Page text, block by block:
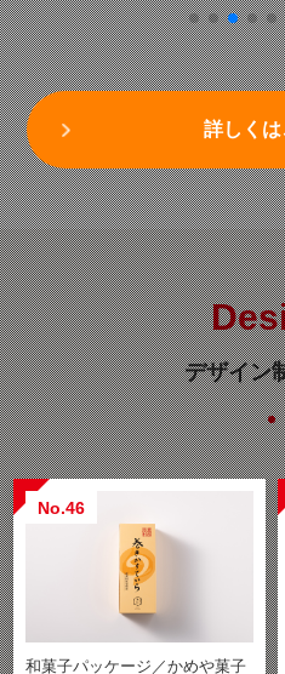
詳しくは
デザイン
No.46
和菓子パッケージ／かめや菓子